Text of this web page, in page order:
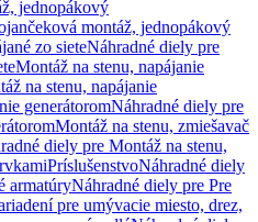
jednopákový
montáž, jednopákový
zo sieteNáhradné diely pre
Montáž na stenu, napájanie
na stenu, napájanie
generátoromNáhradné diely pre
Montáž na stenu, zmiešavač
diely pre Montáž na stenu,
PríslušenstvoNáhradné diely
armatúryNáhradné diely pre Pre
pre umývacie miesto, drez,